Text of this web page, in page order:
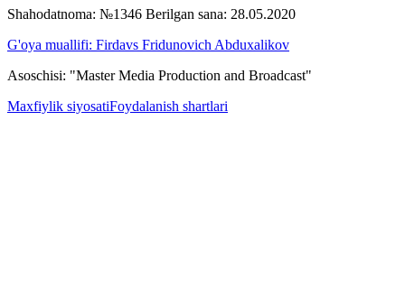
Shahodatnoma: №1346 Berilgan sana: 28.05.2020
G'oya muallifi: Firdavs Fridunovich Abduxalikov
Asoschisi: "Master Media Production and Broadcast"
Maxfiylik siyosatiFoydalanish shartlari